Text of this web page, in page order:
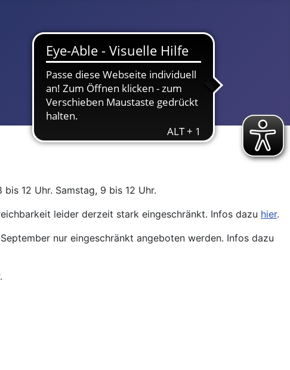
12 Uhr. Samstag, 9 bis 12 Uhr.
leider derzeit stark eingeschränkt. Infos dazu hier.
nur eingeschränkt angeboten werden. Infos dazu
.